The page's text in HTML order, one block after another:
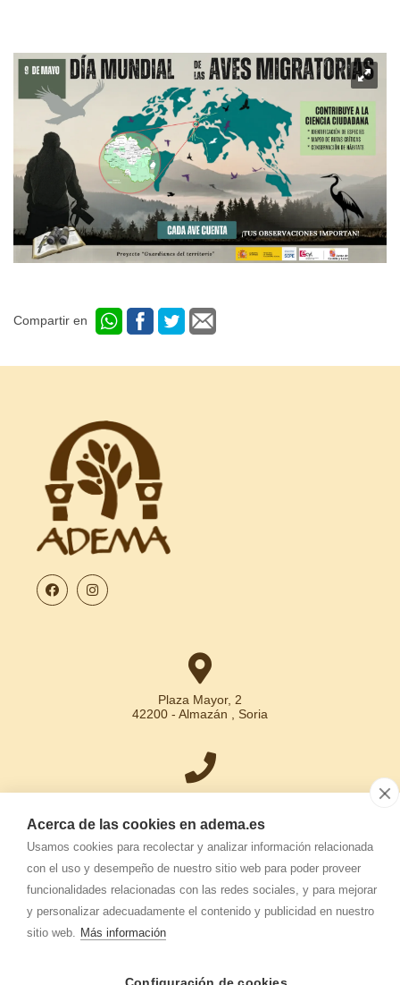
Acerca de las cookies en adema.es
Usamos cookies para recolectar y analizar información relacionada
con el uso y desempeño de nuestro sitio web para poder proveer
funcionalidades relacionadas con las redes sociales, y para mejorar
y personalizar adecuadamente el contenido y publicidad en nuestro
sitio web. Más información
Compartir en
Plaza Mayor, 2
42200 - Almazán , Soria
info.adema@adema.es